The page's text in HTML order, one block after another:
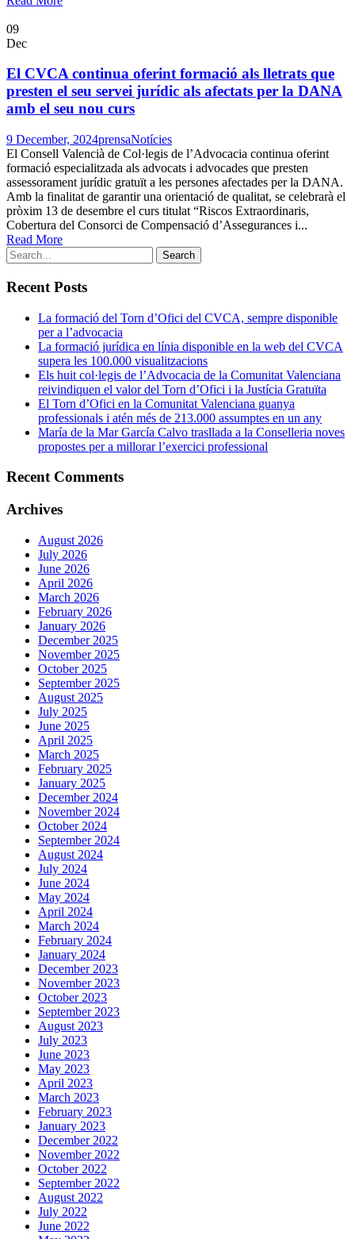
09
Dec
El CVCA continua oferint formació als lletrats que
presten el seu servei jurídic als afectats per la DANA
amb el seu nou curs
9 December, 2024prensaNotícies
El Consell Valencià de Col·legis de l’Advocacia continua oferint
formació especialitzada als advocats i advocades que presten
assessorament jurídic gratuït a les persones afectades per la DANA.
Amb la finalitat de garantir una orientació de qualitat, se celebrarà el
pròxim 13 de desembre el curs titulat “Riscos Extraordinaris,
Cobertura del Consorci de Compensació d’Assegurances i...
Read More
Recent Posts
La formació del Torn d’Ofici del CVCA, sempre disponible
per a l’advocacia
La formació jurídica en línia disponible en la web del CVCA
supera les 100.000 visualitzacions
Els huit col·legis de l’Advocacia de la Comunitat Valenciana
reivindiquen el valor del Torn d’Ofici i la Justícia Gratuïta
El Torn d’Ofici en la Comunitat Valenciana guanya
professionals i atén més de 213.000 assumptes en un any
María de la Mar García Calvo trasllada a la Conselleria noves
propostes per a millorar l’exercici professional
Recent Comments
Archives
August 2026
July 2026
June 2026
April 2026
March 2026
February 2026
January 2026
December 2025
November 2025
October 2025
September 2025
August 2025
July 2025
June 2025
April 2025
March 2025
February 2025
January 2025
December 2024
November 2024
October 2024
September 2024
August 2024
July 2024
June 2024
May 2024
April 2024
March 2024
February 2024
January 2024
December 2023
November 2023
October 2023
September 2023
August 2023
July 2023
June 2023
May 2023
April 2023
March 2023
February 2023
January 2023
December 2022
November 2022
October 2022
September 2022
August 2022
July 2022
June 2022